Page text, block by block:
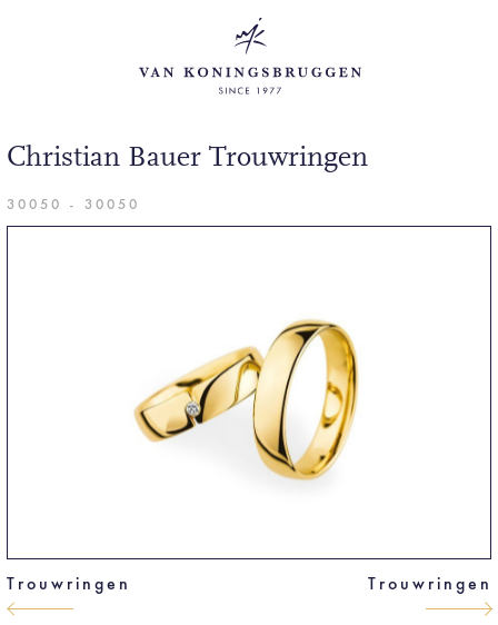
Christian Bauer Trouwringen
30050 - 30050
Trouwringen Trouwringen